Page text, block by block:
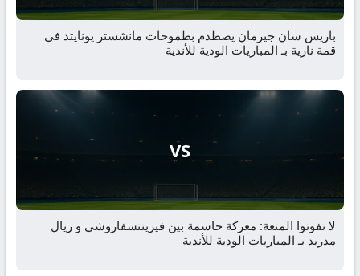
باريس سان جيرمان يصطدم بطموحات مانشستر يونايتد في
قمة نارية بـ المباريات الودية للأندية
VS
لا تفوتوا المتعة: معركة حاسمة بين فيرينتسفاروشي و ريال
مدريد بـ المباريات الودية للأندية